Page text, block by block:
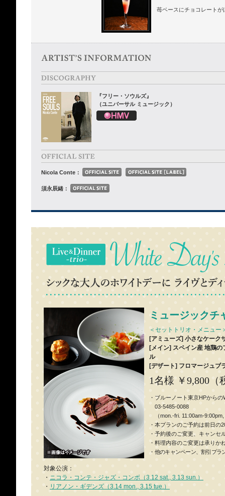
苺ベースにチョコレート
『フリー・ソウルズ』
（ユニバーサル ミュージック）
Nicola Conte：
須永辰緒：
ミュージックチ
＜セットトリオ・メニュー
[アミューズ] 小さなケーク
[メイン] スペイン産 地鶏
ル
[デザート] フロマージュブ
1名様 ￥9,800（
・ブルーノート東京HPから
03-5485-0088
（mon.-fri. 11:00am-
・本プランのご予約は前日の
・予約後のご変更、キャンセ
・料理内容のご変更は承りか
・ 他のキャンペーン、割引プラ
対象公演：
・ ニコラ・コンテ・ジャズ・コンボ（3.12 sat., 3.13 sun.）
・ リアノン・ギデンズ（3.14 mon., 3.15 tue.）